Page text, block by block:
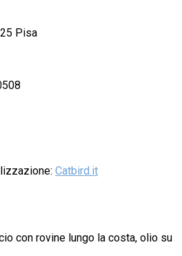
Pisa
Catbird.it
con rovine lungo la costa, olio su